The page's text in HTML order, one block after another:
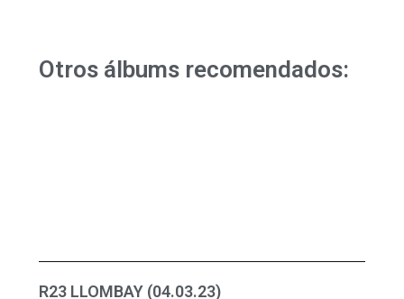
Otros álbums recomendados:
R23 LLOMBAY (04.03.23)